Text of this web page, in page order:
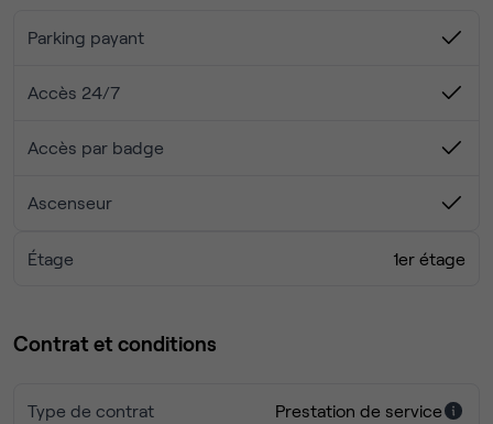
fournis
-Bureaux, chaises et étagères
partagées
bouilloire
Parking payant
Accès 24/7
Accès par badge
Ascenseur
Étage 1er étage
Contrat et conditions
Type de contrat Prestation de service